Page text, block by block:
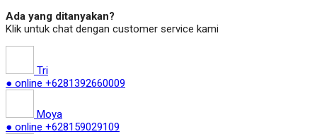
Ada yang ditanyakan?
Klik untuk chat dengan customer service kami
Tri
● online +6281392660009
Moya
● online +628159029109